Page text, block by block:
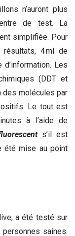
n’auront plus
de test. La
simplifiée. Pour
résultats, 4 ml de
Les
(DDT et
des molécules par
Le tout est
à l’aide de
s’il est
été mise au point
a été testé sur
saines.